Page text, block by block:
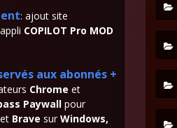
: ajout site
COPILOT Pro MOD
aux abonnés +
Chrome et
Paywall pour
et Brave sur Windows,